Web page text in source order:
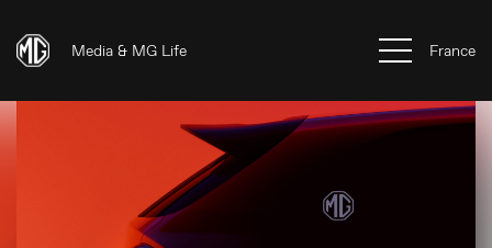
Media & MG Life France